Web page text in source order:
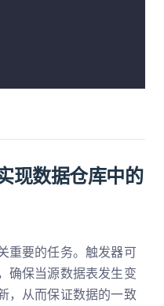
现数据仓库中的
重要的任务。触发器可
确保当源数据表发生变
，从而保证数据的一致